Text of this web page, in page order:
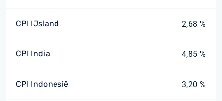
CPI IJsland 2,68 %
CPI India 4,85 %
CPI Indonesië 3,20 %